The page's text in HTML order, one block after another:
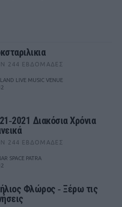
244 ΕΒΔΟΜΆΔΕΣ
LIVE MUSIC VENUE
Διακόσια Χρόνια
244 ΕΒΔΟΜΆΔΕΣ
SPACE PATRA
Φλώρος ‑ Ξέρω τις